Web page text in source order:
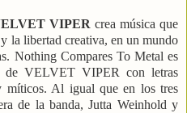
VIPER crea música que
la libertad creativa, en un mundo
Nothing Compares To Metal es
de VELVET VIPER con letras
míticos. Al igual que en los tres
de la banda, Jutta Weinhold y